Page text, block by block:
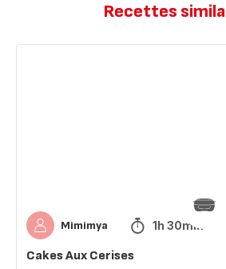
Recettes
Mimimya 1h 30min
Cakes Aux Cerises